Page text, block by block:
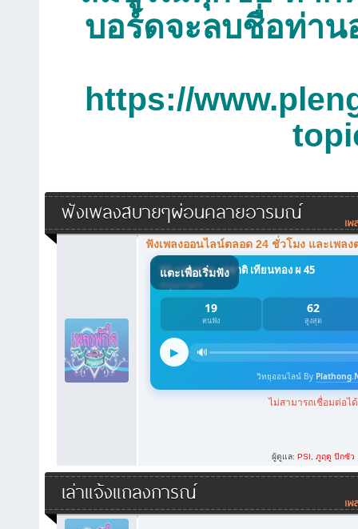
บอร์ดจะลบชื่อท่า
https://
ฟังเพลงสบายๆผ่อนคลายอารมณ์
ฟังเพลงออนไลน์ตลอด 24 ชั่วโมง และเพล
ผู้ดูแล: PSI, ภูฤดู ปักซัว
เล่าแจ้งแถลงการณ์